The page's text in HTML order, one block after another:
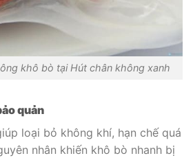
khô bò tại Hút chân không xanh
quản
loại bỏ không khí, hạn chế quá
nhân khiến khô bò nhanh bị